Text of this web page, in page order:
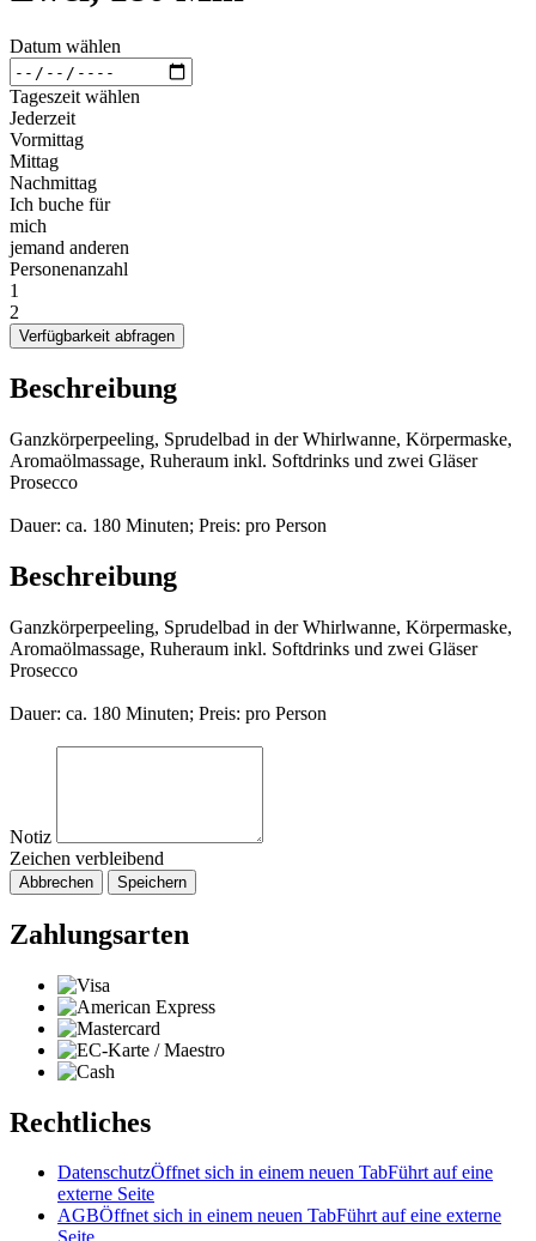
Datum wählen
Tageszeit wählen
Jederzeit
Vormittag
Mittag
Nachmittag
Ich buche für
mich
jemand anderen
Personenanzahl
1
2
Verfügbarkeit abfragen
Beschreibung
Ganzkörperpeeling, Sprudelbad in der Whirlwanne, Körpermaske,
Aromaölmassage, Ruheraum inkl. Softdrinks und zwei Gläser
Prosecco
Dauer: ca. 180 Minuten; Preis: pro Person
Beschreibung
Ganzkörperpeeling, Sprudelbad in der Whirlwanne, Körpermaske,
Aromaölmassage, Ruheraum inkl. Softdrinks und zwei Gläser
Prosecco
Dauer: ca. 180 Minuten; Preis: pro Person
Notiz
Zeichen verbleibend
Abbrechen Speichern
Zahlungsarten
Rechtliches
DatenschutzÖffnet sich in einem neuen TabFührt auf eine
externe Seite
AGBÖffnet sich in einem neuen TabFührt auf eine externe